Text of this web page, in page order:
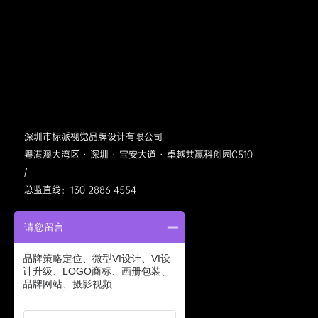
深圳市标派视觉品牌设计有限公司
粤港澳大湾区 · 深圳 · 宝安大道 · 卓越共赢科创园C510
/
总监直线：130 2886 4554
标派视觉公众号
请您留言
品牌策略定位、微型VI设计、VI设
计升级、LOGO商标、画册包装、
品牌网站、摄影视频...